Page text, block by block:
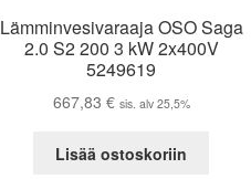
Lämminvesivaraaja OSO Saga
2.0 S2 200 3 kW 2x400V
5249619
667,83 € sis. alv 25,5%
Lisää ostoskoriin